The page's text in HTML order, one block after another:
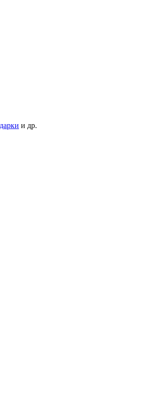
и др.